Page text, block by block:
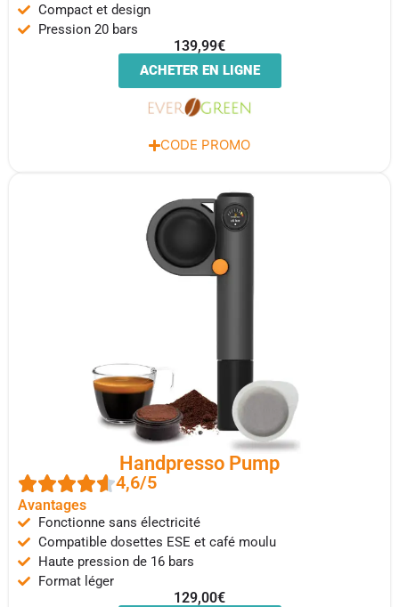
Compact et design
Pression 20 bars
139,99€
ACHETER EN LIGNE
CODE PROMO
Handpresso Pump
4,6/5
Avantages
Fonctionne sans électricité
Compatible dosettes ESE et café moulu
Haute pression de 16 bars
Format léger
129,00€